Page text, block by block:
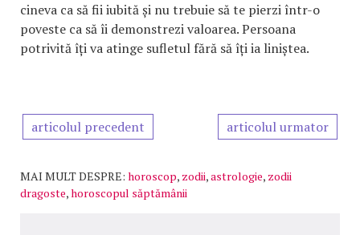
cineva ca să fii iubită și nu trebuie să te pierzi într-o
poveste ca să îi demonstrezi valoarea. Persoana
potrivită îți va atinge sufletul fără să îți ia liniștea.
articolul precedent articolul urmator
MAI MULT DESPRE: horoscop, zodii,astrologie, zodii
dragoste,horoscopul săptămânii